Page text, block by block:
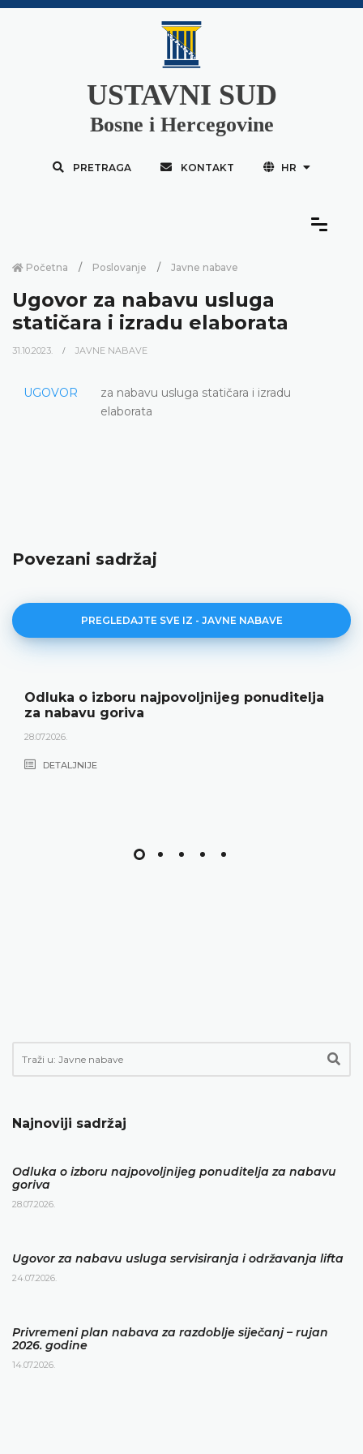
USTAVNI SUD
Bosne i Hercegovine
PRETRAGA KONTAKT HR
Početna Poslovanje Javne nabave
Ugovor za nabavu usluga
statičara i izradu elaborata
31.10.2023. JAVNE NABAVE
UGOVOR
za nabavu usluga statičara i izradu
elaborata
Povezani sadržaj
PREGLEDAJTE SVE IZ - JAVNE NABAVE
Odluka o izboru najpovoljnijeg ponuditelja
za nabavu goriva
28.07.2026.
DETALJNIJE
Najnoviji sadržaj
Odluka o izboru najpovoljnijeg ponuditelja za nabavu
goriva
28.07.2026.
Ugovor za nabavu usluga servisiranja i održavanja lifta
24.07.2026.
Privremeni plan nabava za razdoblje siječanj – rujan
2026. godine
14.07.2026.